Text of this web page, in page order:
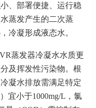
、部署便捷、运行稳
蒸发产生的二次蒸
冷凝形成液态水。
蒸发器冷凝水水质更
及挥发性污染物。根
凝水排放需满足特定
宜小于1000mg/L，氯